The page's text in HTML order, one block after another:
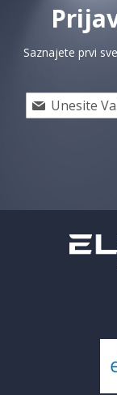
Saznajete prvi
Prijavi
se
akcije